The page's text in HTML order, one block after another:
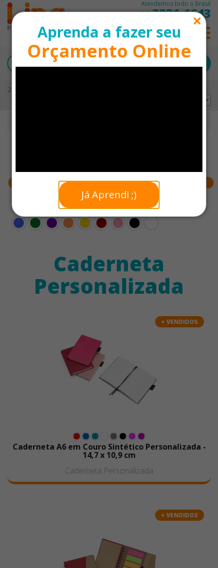
Aprenda a fazer seu
Orçamento Online
Já Aprendi ;)
Atendemos todo o Brasil
113331-1643
27 produtos encontrados
Cores
Caderneta
Personalizada
+ VENDIDOS
Caderneta A6 em Couro Sintético Personalizada -
14,7 x 10,9 cm
Caderneta Personalizada
+ VENDIDOS